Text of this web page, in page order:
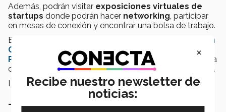
Además, podrán visitar exposiciones virtuales de
startups donde podrán hacer networking , participar
en mesas de conexión y encontrar una bolsa de trabajo.
El festival contará con retos como el
HEINEKEN Green
Challenge
INC Accelerator,INC B-Challenge eINC
Prototype
; también, más de 170 actividades
con una
duración mayor a las 100 horas en los 3 días del evento.
Los
3 summits de INCmty 2021 son:
- Life & Human Being
×
Recibe nuestro newsletter de
noticias: